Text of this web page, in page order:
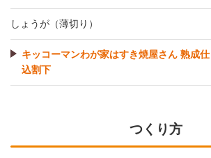
しょうが（薄切り）
キッコーマンわが家はすき焼屋さん 熟成仕
込割下
つくり方